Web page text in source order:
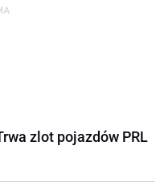
zlot pojazdów PRL